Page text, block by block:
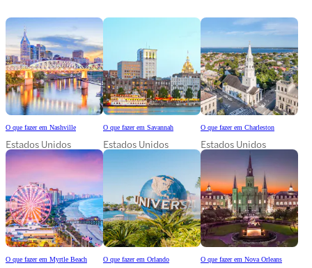
O que fazer em Nashville
Estados Unidos
O que fazer em Savannah
Estados Unidos
O que fazer em Charleston
Estados Unidos
O que fazer em Myrtle Beach O que fazer em Orlando O que fazer em Nova Orleans